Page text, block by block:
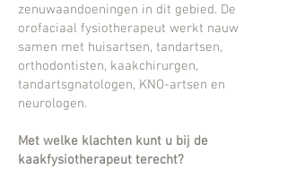
zenuwaandoeningen in dit gebied. De
orofaciaal fysiotherapeut werkt nauw
samen met huisartsen, tandartsen,
orthodontisten, kaakchirurgen,
tandartsgnatologen, KNO-artsen en
neurologen.
Met welke klachten kunt u bij de
kaakfysiotherapeut terecht?